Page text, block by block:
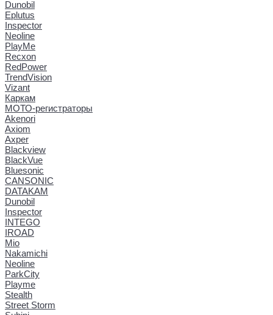
Dunobil
Eplutus
Inspector
Neoline
PlayMe
Recxon
RedPower
TrendVision
Vizant
Каркам
МОТО-регистраторы
Akenori
Axiom
Axper
Blackview
BlackVue
Bluesonic
CANSONIC
DATAKAM
Dunobil
Inspector
INTEGO
IROAD
Mio
Nakamichi
Neoline
ParkCity
Playme
Stealth
Street Storm